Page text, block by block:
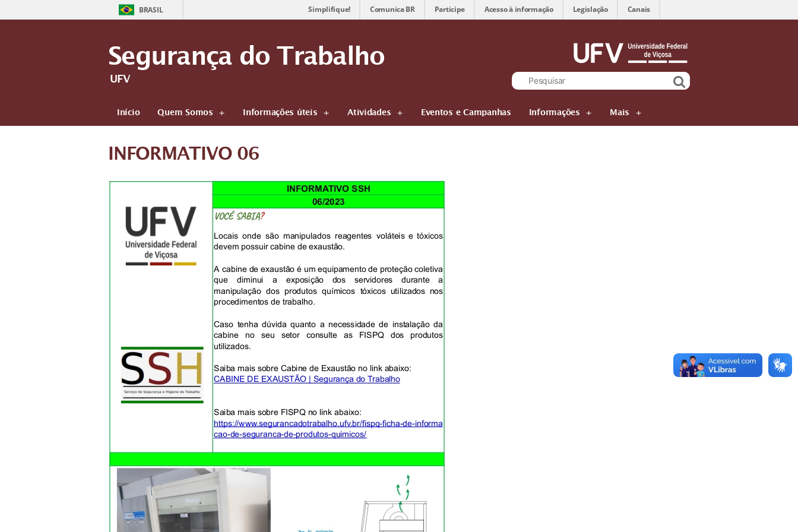
BRASIL Simplifique! Comunica BR Participe Acesso à informação Legislação Canais
Segurança do Trabalho
UFV
Início Quem Somos Informações úteis Atividades Eventos e Campanhas Informações Mais
INFORMATIVO 06